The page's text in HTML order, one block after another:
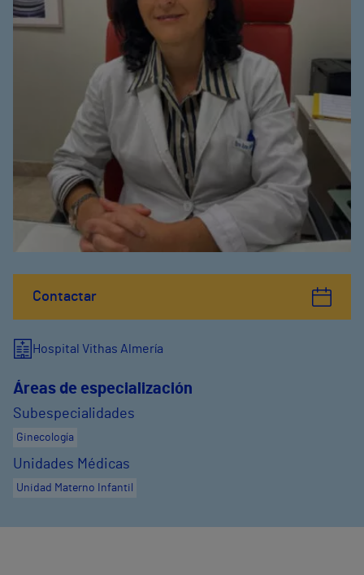
Contactar
Hospital Vithas Almería
Áreas de especialización
Subespecialidades
Ginecología
Unidades Médicas
Unidad Materno Infantil